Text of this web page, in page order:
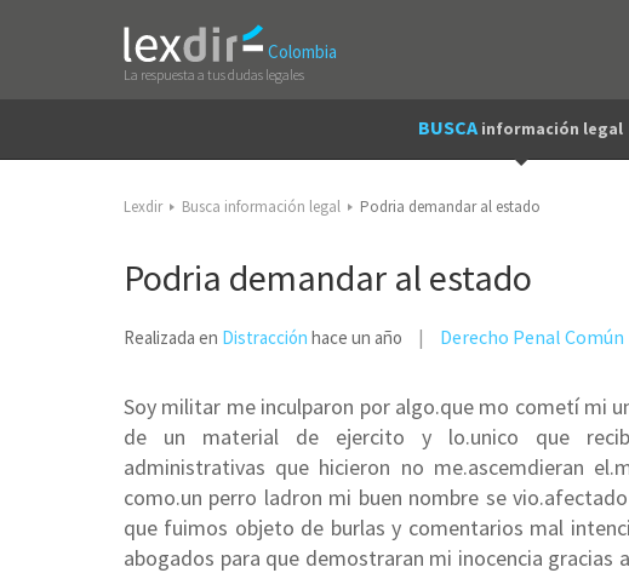
Colombia
La respuesta a tus dudas legales
BUSCA información legal
Lexdir Busca información legal Podria demandar al estado
Podria demandar al estado
Realizada en Distracción hace un año Derecho Penal Común
Soy militar me inculparon por algo.que mo cometí mi
de un material de ejercito y lo.unico que
administrativas que hicieron no me.ascemdieran
como.un perro ladron mi buen nombre se
que fuimos objeto de burlas y comentarios mal
abogados para que demostraran mi inocencia gracias